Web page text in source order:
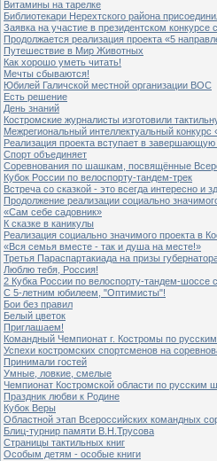
Витамины на тарелке
Библиотекари Нерехтского района
Заявка на участие в президентском
Продолжается реализация проекта «5
Путешествие в Мир Животных
Как хорошо уметь читать!
Мечты сбываются!
Юбилей Галичской местной организации ВОС
Есть решение
День знаний
Костромские журналисты изготовили
Межрегиональный интеллектуальный
Реализация проекта вступает в
Спорт объединяет
Соревнования по шашкам, посвящённые
Кубок России по велоспорту-тандем-трек
Встреча со сказкой - это всегда интересно и
Продолжение реализации социально
«Сам себе садовник»
К сказке в каникулы
Реализация социально значимого проекта в
«Вся семья вместе - так и душа на месте!»
Третья Параспартакиада на призы
Люблю тебя, Россия!
2 Кубка России по велоспорту-тандем-шоссе
С 5-летним юбилеем, "Оптимисты"!
Бои без правил
Белый цветок
Приглашаем!
Командный Чемпионат г. Костромы по
Успехи костромских спортсменов на
Принимали гостей
Умные, ловкие, смелые
Чемпионат Костромской области по русским
Праздник любви к Родине
Кубок Веры
Областной этап Всероссийских командных
Блиц-турнир памяти В.Н.Трусова
Страницы тактильных книг
Особым детям - особые книги